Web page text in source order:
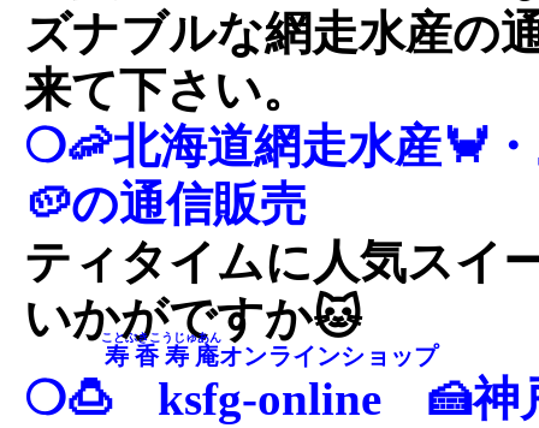
ズナブルな網走水産の
来て下さい。
❍🦐北海道網走水産🦀
🥔の通信販売
ティタイムに人気スイ
いかがですか🐱
❍🍮
ksfg-online
寿香寿庵
ことぶきこうじゅあん
オンラインショップ
🍰神